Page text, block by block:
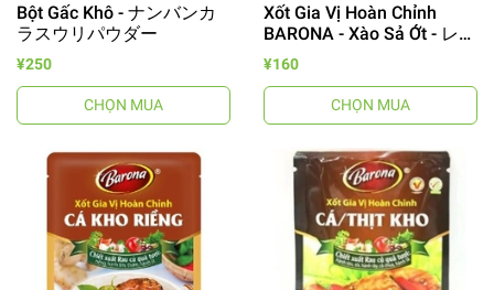
Bột Gấc Khô - ナンバンカ
ラスウリパウダー
¥250
CHỌN MUA
Xốt Gia Vị Hoàn Chỉnh
BARONA - Xào Sả Ớt - レモ
ングラス.唐辛子炒めるソ
ース
¥160
CHỌN MUA